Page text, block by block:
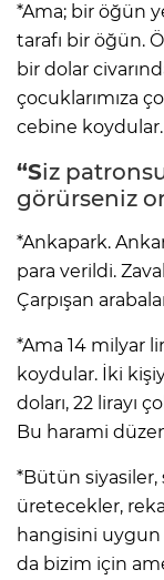
*Ama; bir öğün
tarafı bir öğün.
bir dolar
çocuklarımıza
cebine koydular.
“Siz
görürseniz
*Ankapark.
para verildi.
Çarpışan
*Ama 14 milyar
koydular. İki
doları, 22 lirayı
Bu harami
*Bütün
üretecekler,
hangisini uygun
da bizim için